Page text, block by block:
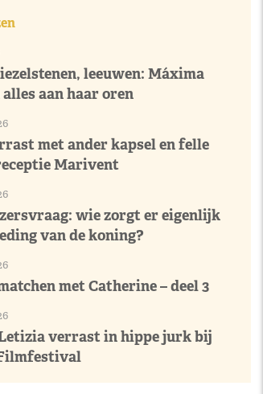
leeuwen: Máxima
aan haar oren
met ander kapsel en felle
Marivent
wie zorgt er eigenlijk
van de koning?
met Catherine – deel 3
verrast in hippe jurk bij